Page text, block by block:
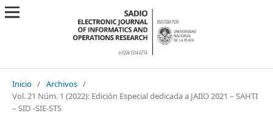
Inicio / Archivos /
Vol. 21 Núm. 1 (2022): Edición Especial dedicada a JAIIO 2021 – SAHTI
– SID -SIE-STS